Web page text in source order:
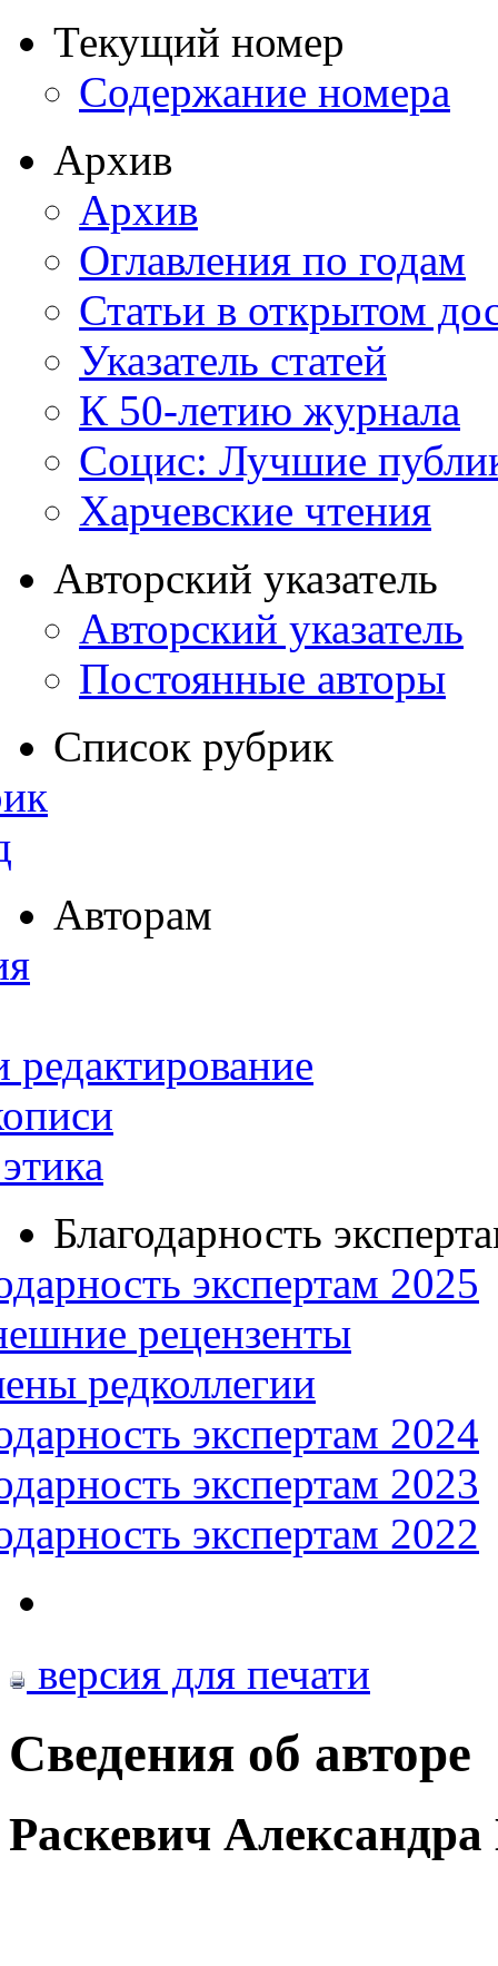
Текущий номер
Содержание номера
Архив
Архив
Оглавления по годам
Статьи в открытом
Указатель статей
К 50-летию журнала
Социс: Лучшие
Харчевские чтения
Авторский указатель
Авторский указатель
Постоянные авторы
Список рубрик
Авторам
редактирование
Благодарность
экспертам 2025
рецензенты
редколлегии
экспертам 2024
экспертам 2023
экспертам 2022
версия для печати
Сведения об авторе
Раскевич